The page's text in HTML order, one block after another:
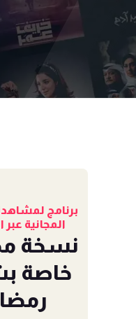
برنامج
المجانية عبر
نسخة
خاصة